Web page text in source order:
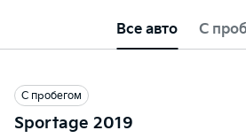
Все авто С
С пробегом
Sportage 2019